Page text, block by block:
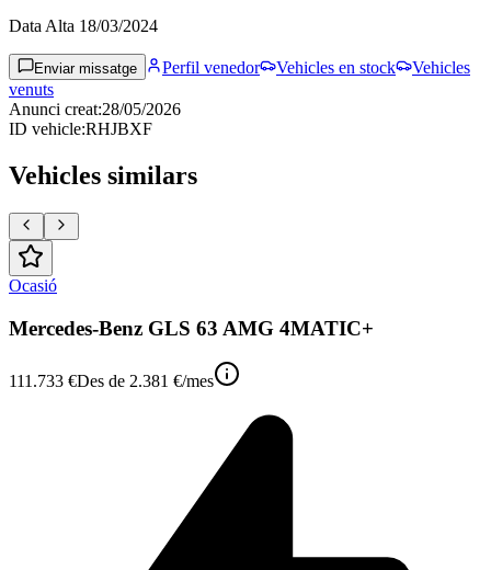
Data Alta 18/03/2024
Enviar missatge Perfil venedor Vehicles en stock
Vehicles
venuts
Anunci creat:28/05/2026
ID vehicle:RHJBXF
Vehicles similars
Ocasió
Mercedes-Benz GLS 63 AMG 4MATIC+
111.733 €Des de 2.381 €/mes